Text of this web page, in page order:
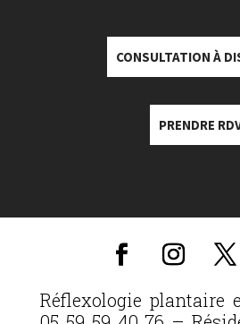
CONSULTATION À
PRENDRE
Réflexologie plantaire